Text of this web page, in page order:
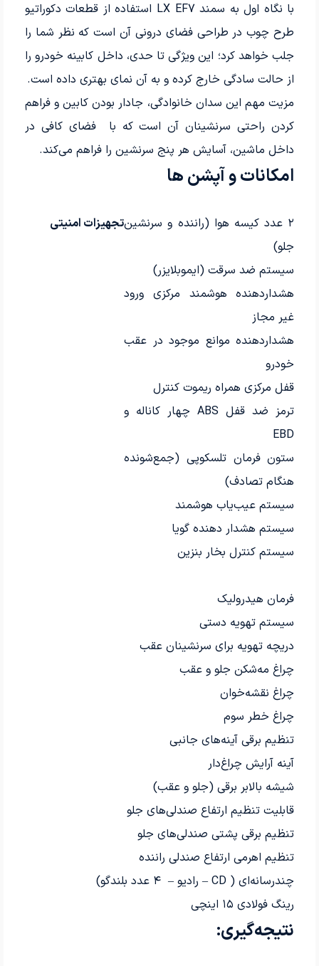
با نگاه اول به سمند LX EF7 استفاده از قطعات دکوراتیو
طرح چوب در طراحی فضای درونی آن است که نظر شما را
جلب خواهد کرد؛ این ویژگی تا حدی، داخل کابینه خودرو را
از حالت سادگی خارج کرده و به آن نمای بهتری داده است.
مزیت مهم این سدان خانوادگی، جادار بودن کابین و فراهم‌
کردن راحتی سرنشینان آن است که با فضای کافی در
داخل ماشین، آسایش هر پنج سرنشین را فراهم می‌کند.
امکانات و آپشن ها
۲ عدد کیسه هوا (راننده و سرنشین
جلو)
تجهیزات امنیتی
سیستم ضد سرقت (ایموبلایزر)
هشداردهنده هوشمند مرکزی ورود
غیر مجاز
هشداردهنده موانع موجود در عقب
خودرو
قفل مرکزی همراه ریموت کنترل
ترمز ضد قفل ABS چهار کاناله و
EBD
ستون فرمان تلسکوپی (جمع‌شونده
هنگام تصادف)
سیستم عیب‌یاب هوشمند
سیستم هشدار دهنده گویا
سیستم کنترل بخار بنزین
فرمان هیدرولیک
سیستم تهویه دستی
دریچه تهویه برای سرنشینان عقب
چراغ مه‌شکن جلو و عقب
چراغ نقشه‌خوان
چراغ خطر سوم
تنظیم برقی آینه‌های جانبی
آینه آرایش چراغ‌دار
شیشه بالابر برقی (جلو و عقب)
قابلیت تنظیم ارتفاع صندلی‌های جلو
تنظیم برقی پشتی صندلی‌های جلو
تنظیم اهرمی ارتفاع صندلی راننده
چندرسانه‌ای ( CD – رادیو – ۴ عدد بلندگو)
رینگ فولادی ۱۵ اینچی
نتیجه‌گیری: